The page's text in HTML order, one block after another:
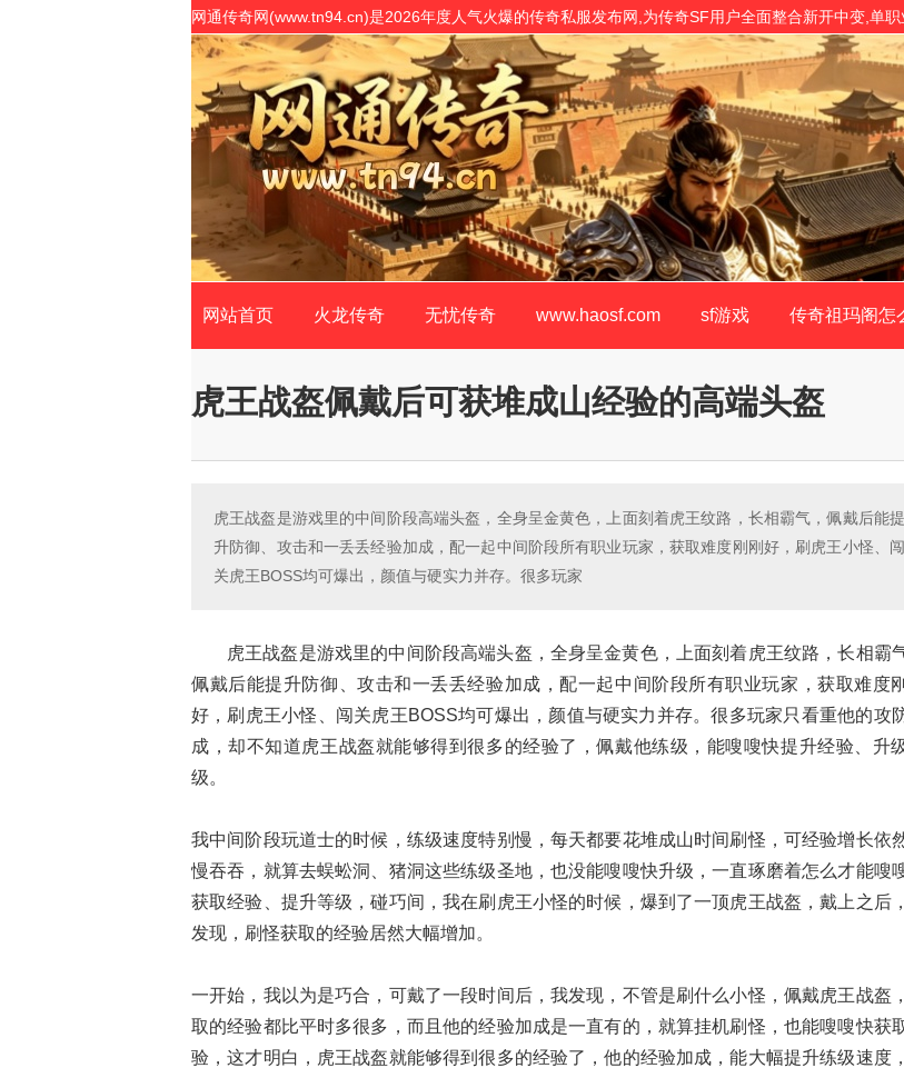
网通传奇网(www.tn94.cn)是2026年度人气火爆的传奇私服发布网,为传奇SF用户全面整合新开中变,单
奇私服网站客户最信赖的传奇SF开原版!
网站首页 火龙传奇 无忧传奇 www.haosf.com sf游戏 传奇祖玛阁怎
虎王战盔佩戴后可获堆成山经验的高端头盔
虎王战盔是游戏里的中间阶段高端头盔，全身呈金黄色，上面刻着虎王纹路，长相霸气，佩戴后能提
升防御、攻击和一丢丢经验加成，配一起中间阶段所有职业玩家，获取难度刚刚好，刷虎王小怪、闯
关虎王BOSS均可爆出，颜值与硬实力并存。很多玩家
虎王战盔是游戏里的中间阶段高端头盔，全身呈金黄色，上面刻着虎王纹路，长相霸
佩戴后能提升防御、攻击和一丢丢经验加成，配一起中间阶段所有职业玩家，获取难度
好，刷虎王小怪、闯关虎王BOSS均可爆出，颜值与硬实力并存。很多玩家只看重他的攻
成，却不知道虎王战盔就能够得到很多的经验了，佩戴他练级，能嗖嗖快提升经验、升
级。
我中间阶段玩道士的时候，练级速度特别慢，每天都要花堆成山时间刷怪，可经验增长依
慢吞吞，就算去蜈蚣洞、猪洞这些练级圣地，也没能嗖嗖快升级，一直琢磨着怎么才能嗖
获取经验、提升等级，碰巧间，我在刷虎王小怪的时候，爆到了一顶虎王战盔，戴上之后
发现，刷怪获取的经验居然大幅增加。
一开始，我以为是巧合，可戴了一段时间后，我发现，不管是刷什么小怪，佩戴虎王战盔
取的经验都比平时多很多，而且他的经验加成是一直有的，就算挂机刷怪，也能嗖嗖快获
验，这才明白，虎王战盔就能够得到很多的经验了，他的经验加成，能大幅提升练级速度